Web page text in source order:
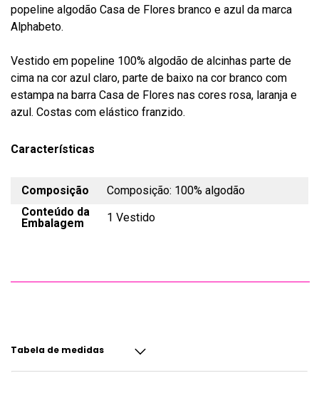
popeline algodão Casa de Flores branco e azul da marca
Alphabeto.
Vestido em popeline 100% algodão de alcinhas parte de
cima na cor azul claro, parte de baixo na cor branco com
estampa na barra Casa de Flores nas cores rosa, laranja e
azul. Costas com elástico franzido.
Características
Composição
Composição: 100% algodão
Conteúdo da
Embalagem
1 Vestido
Tabela de medidas